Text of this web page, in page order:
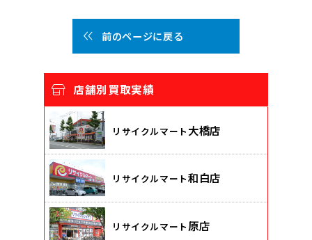
前のページに戻る
店舗別買取実績
リサイクルマート 大橋店
リサイクルマート和白店
リサイクルマート 原店